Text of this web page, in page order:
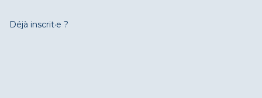
Déjà inscrit·e ?